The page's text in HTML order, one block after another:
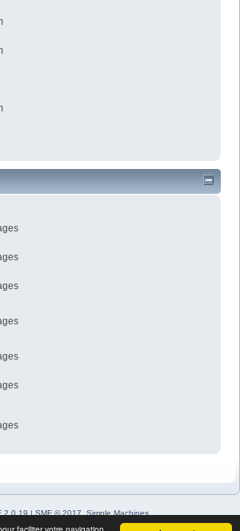
2.0.19 | SMF © 2017
Simple Machines
Simple Audio Video Embedder